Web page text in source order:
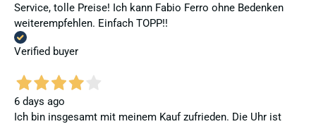
Service, tolle Preise! Ich kann Fabio Ferro ohne Bedenken
weiterempfehlen. Einfach TOPP!!
Verified buyer
6 days ago
Ich bin insgesamt mit meinem Kauf zufrieden. Die Uhr ist